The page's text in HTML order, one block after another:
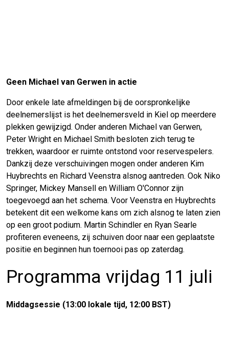
Geen Michael van Gerwen in actie
Door enkele late afmeldingen bij de oorspronkelijke
deelnemerslijst is het deelnemersveld in Kiel op meerdere
plekken gewijzigd. Onder anderen Michael van Gerwen,
Peter Wright en Michael Smith besloten zich terug te
trekken, waardoor er ruimte ontstond voor reservespelers.
Dankzij deze verschuivingen mogen onder anderen Kim
Huybrechts en Richard Veenstra alsnog aantreden. Ook Niko
Springer, Mickey Mansell en William O'Connor zijn
toegevoegd aan het schema. Voor Veenstra en Huybrechts
betekent dit een welkome kans om zich alsnog te laten zien
op een groot podium. Martin Schindler en Ryan Searle
profiteren eveneens, zij schuiven door naar een geplaatste
positie en beginnen hun toernooi pas op zaterdag.
Programma vrijdag 11 juli
Middagsessie (13:00 lokale tijd, 12:00 BST)